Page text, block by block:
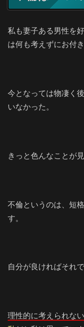
私も妻子ある男性を
は何も考えずにお付
今となっては物凄く
いなかった。
きっと色んなことが
不倫というのは、短
す。
自分が良ければそれで
理性的に考えられな